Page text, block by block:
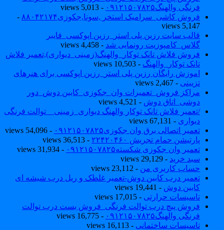
فرنگی والهنگ۰۹۱۲۱۵۰۷۸۲۵
- 5,013 views
فروش کاشی_سرامیک استخر ,سونا,جکوزی۸۸۰۴۲۱۷۴
-
5,147 views
قالب سایت رزین پلی استر_رزین اپوکسی_فایبر
گلاس_کامپوزیت رونمایی شد- 4,458 views
فروش فلاش تانک توکار_والهنگ(زمینی_دیواری),تعمیر فلاش
تانک توکار_والهنگ- 10,503 views
اموزش رایگان رزین پلی استر_رزین اپوکسی برای هنرهای
تزیینی- 2,467 views
مراکز فروش_تعمیرات وان_جکوزی_کابین دوش_دور
دوشی_اتاق دوش- 4,521 views
/تعمیر فلاش تانک توکار والهنگ دیواری_زمینی _ توالت فرنگی
دیواری - 67,131 views
تعمیر اتصالی برق وان جکوزی۰۹۱۲۱۵۰۷۸۲۵
- 54,096 views
پارتیشن حمام تجریش ۲۲۴۲۰۴۶۰
- 36,513 views
تعمیر وان جکوزی شکسته۰۹۱۲۱۵۰۷۸۲۵
- 31,934 views
سبد خرید - 29,129 views
حساب کاربری من- 23,112 views
تعمیر درب کابین دوش-تعمیر غلطک و ریل درب شیشه ای
کابین دوش- 19,441 views
تاسیسات حرارتی- 17,015 views
فروش پیچ درب توالت فرنگی_فروش بست درب توالت
فرنگی والهنگ۰۹۱۲۱۵۰۷۸۲۵
- 16,775 views
تاسیسات ساختمانی- 16,113 views